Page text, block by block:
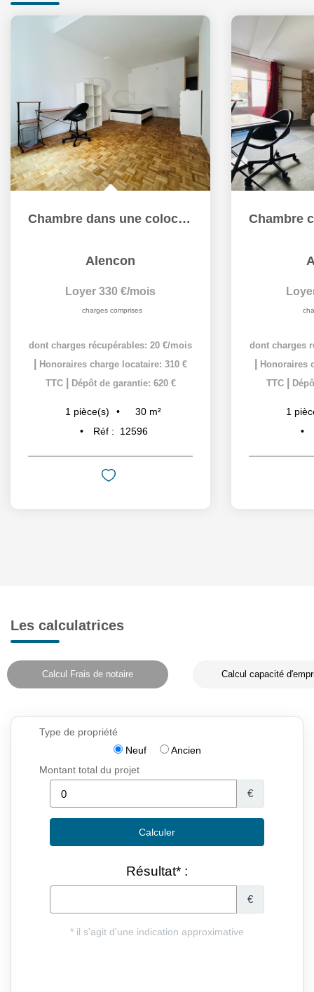
Chambre dans une colocation à louer à Alençon - Référence...
Alencon
Loyer 330 €/mois
charges comprises
dont charges récupérables: 20 €/mois
Honoraires charge locataire: 310 €
TTC
Dépôt de garantie: 620 €
1 pièce(s) 30 m²
Réf :
12596
dont charges
Honoraires
TTC
1
Les calculatrices
Calcul Frais de notaire Calcul capacité